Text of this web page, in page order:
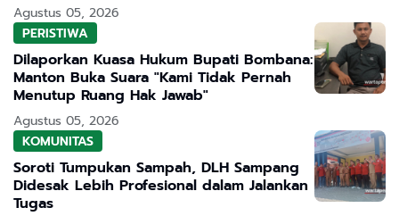
Agustus 05, 2026
PERISTIWA
Dilaporkan Kuasa Hukum Bupati Bombana:
Manton Buka Suara "Kami Tidak Pernah
Menutup Ruang Hak Jawab"
Agustus 05, 2026
KOMUNITAS
Soroti Tumpukan Sampah, DLH Sampang
Didesak Lebih Profesional dalam Jalankan
Tugas